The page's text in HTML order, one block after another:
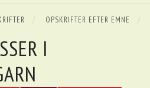
OPSKRIFTER EFTER EMNE
I